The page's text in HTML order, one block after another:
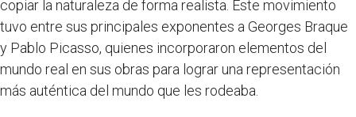
copiar la naturaleza de forma realista. Este movimiento
tuvo entre sus principales exponentes a Georges Braque
y Pablo Picasso, quienes incorporaron elementos del
mundo real en sus obras para lograr una representación
más auténtica del mundo que les rodeaba.